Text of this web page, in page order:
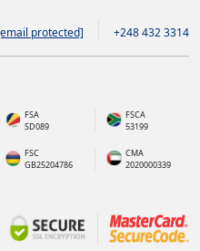
protected] +248 432 3314
FSA
SD089
FSCA
53199
FSC
GB25204786
CMA
2020000339